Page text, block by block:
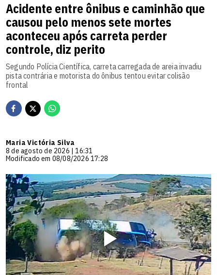
Acidente entre ônibus e caminhão que
causou pelo menos sete mortes
aconteceu após carreta perder
controle, diz perito
Segundo Polícia Científica, carreta carregada de areia invadiu
pista contrária e motorista do ônibus tentou evitar colisão
frontal
Maria Victória Silva
8 de agosto de 2026 | 16:31
Modificado em 08/08/2026 17:28